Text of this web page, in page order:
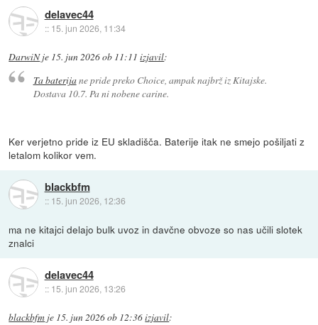
delavec44
:: 15. jun 2026, 11:34
DarwiNje 15. jun 2026 ob 11:11 izjavil:
Ta baterijane pride preko Choice, ampak najbrž iz Kitajske.
Dostava 10.7. Pa ni nobene carine.
Ker verjetno pride iz EU skladišča. Baterije itak ne smejo pošiljati z
letalom kolikor vem.
blackbfm
:: 15. jun 2026, 12:36
ma ne kitajci delajo bulk uvoz in davčne obvoze so nas učili slotek
znalci
delavec44
:: 15. jun 2026, 13:26
blackbfm je 15. jun 2026 ob 12:36izjavil: